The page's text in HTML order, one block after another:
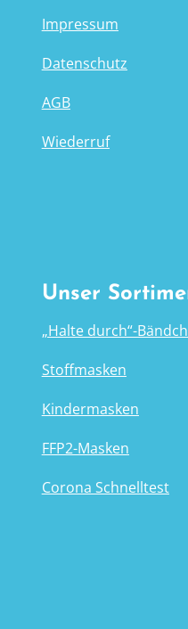
Impressum
Datenschutz
AGB
Wiederruf
Unser
„Halte durch“-
Stoffmasken
Kindermasken
FFP2-Masken
Corona Schnelltest